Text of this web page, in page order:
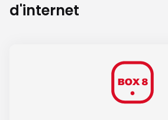
d'internet